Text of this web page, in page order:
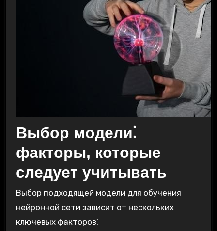
Выбор модели⁚
факторы, которые
следует учитывать
Выбор подходящей модели для обучения
нейронной сети зависит от нескольких
ключевых факторов⁚